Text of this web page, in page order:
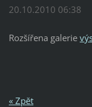
20.10.2010 06:38
Rozšířena galerie
« Zpět